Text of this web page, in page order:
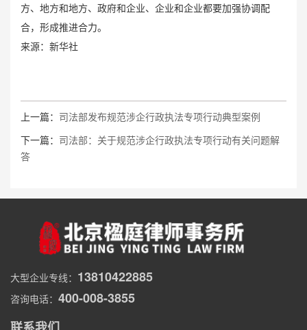
方、地方和地方、政府和企业、企业和企业都要加强协调配
合，形成推进合力。
来源：新华社
上一篇： 司法部发布规范涉企行政执法专项行动典型案例
下一篇： 司法部：关于规范涉企行政执法专项行动有关问题解
答
大型企业专线： 13810422885
咨询电话： 400-008-3855